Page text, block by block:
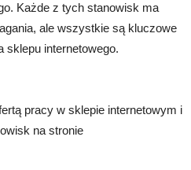
Każde z tych stanowisk ma
ale wszystkie są kluczowe
sklepu internetowego.
pracy w sklepie internetowym i
na stronie